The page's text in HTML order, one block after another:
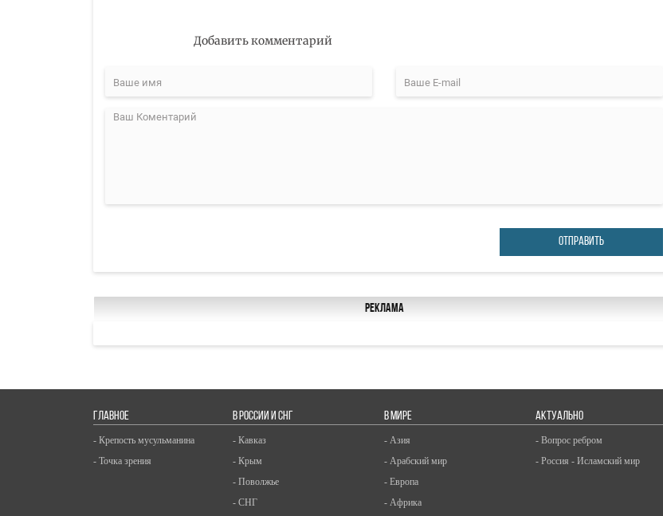
Добавить комментарий
ОТПРАВИТЬ
Реклама
ГЛАВНОЕ
- Крепость мусульманина
- Точка зрения
В РОССИИ И СНГ
- Кавказ
- Крым
- Поволжье
- СНГ
В МИРЕ
- Азия
- Арабский мир
- Европа
- Африка
АКТУАЛЬНО
- Вопрос ребром
- Россия - Исламский мир